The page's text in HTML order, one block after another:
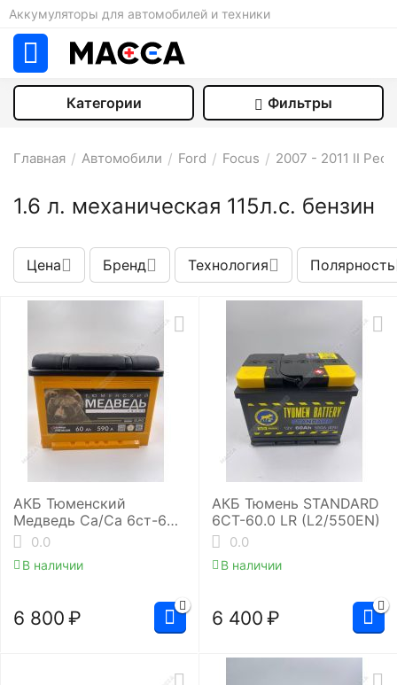
Аккумуляторы для автомобилей и техники
Категории Фильтры
1.6 л. механическая 115л.с. бензин
Главная / Автомобили / Ford / Focus / 2007 - 2011 II
Цена Бренд Технология Полярность
АКБ Тюменский
Медведь Ca/Ca 6ст-60.1
(L2/590EN)
0.0
В наличии
6 800 ₽
АКБ Тюмень STANDARD
6СТ-60.0 LR (L2/550EN)
0.0
В наличии
6 400 ₽